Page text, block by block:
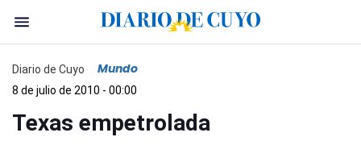
Diario de Cuyo Mundo
8 de julio de 2010 - 00:00
Texas empetrolada